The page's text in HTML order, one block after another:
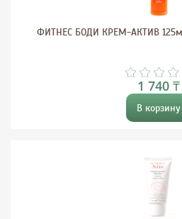
ФИТНЕС БОДИ КРЕМ-АКТИВ
1 740 ₸
В корзину